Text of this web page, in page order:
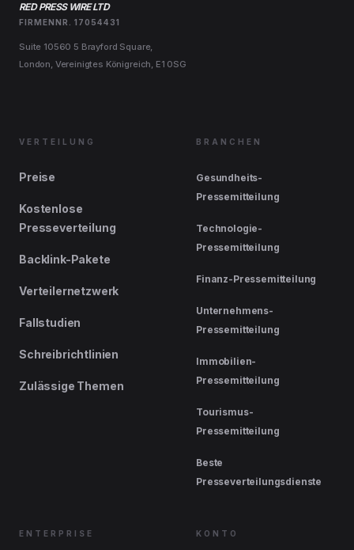
RED PRESS WIRE LTD
FIRMENNR. 17054431
Suite 10560 5 Brayford Square,
London, Vereinigtes Königreich, E1 0SG
VERTEILUNG
Preise
Kostenlose
Presseverteilung
Backlink-Pakete
Verteilernetzwerk
Fallstudien
Schreibrichtlinien
Zulässige Themen
BRANCHEN
Gesundheits-
Pressemitteilung
Technologie-
Pressemitteilung
Finanz-Pressemitteilung
Unternehmens-
Pressemitteilung
Immobilien-
Pressemitteilung
Tourismus-
Pressemitteilung
Beste
Presseverteilungsdienste
ENTERPRISE KONTO